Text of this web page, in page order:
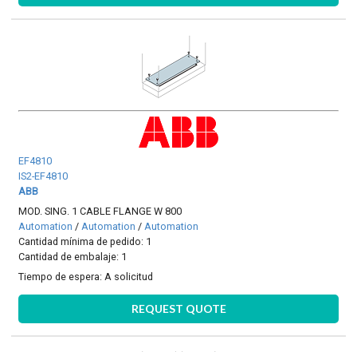
EF4810
IS2-EF4810
ABB
MOD. SING. 1 CABLE FLANGE W 800
Automation / Automation / Automation
Cantidad mínima de pedido: 1
Cantidad de embalaje: 1
Tiempo de espera:A solicitud
REQUEST QUOTE